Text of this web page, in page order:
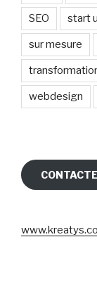
SEO start
sur mesure
webdesign